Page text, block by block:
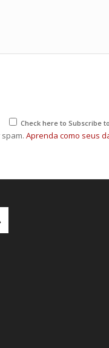
Check here to Subscribe
Aprenda como seus